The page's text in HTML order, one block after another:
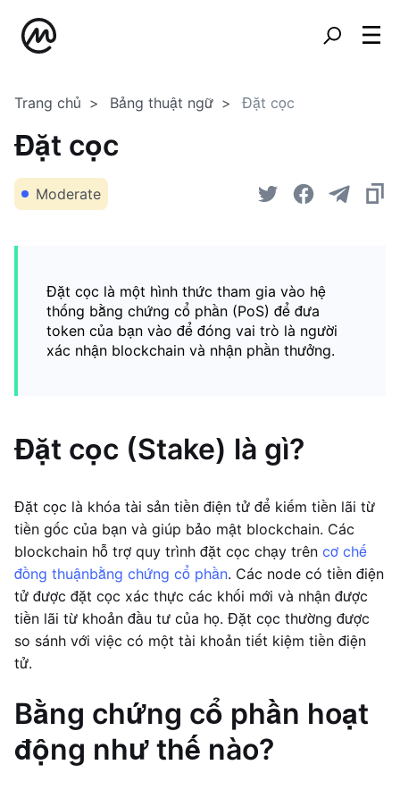
Trang chủ Bảng thuật ngữ Đặt cọc
Đặt cọc
Moderate
Đặt cọc là một hình thức tham gia vào hệ
thống bằng chứng cổ phần (PoS) để đưa
token của bạn vào để đóng vai trò là người
xác nhận blockchain và nhận phần thưởng.
Đặt cọc (Stake) là gì?
Đặt cọc là khóa tài sản tiền điện tử để kiếm tiền lãi từ
tiền gốc của bạn và giúp bảo mật blockchain. Các
blockchain hỗ trợ quy trình đặt cọc chạy trên cơ chế
đồng thuậnbằng chứng cổ phần. Các node có tiền điện
tử được đặt cọc xác thực các khối mới và nhận được
tiền lãi từ khoản đầu tư của họ. Đặt cọc thường được
so sánh với việc có một tài khoản tiết kiệm tiền điện
tử.
Bằng chứng cổ phần hoạt
động như thế nào?